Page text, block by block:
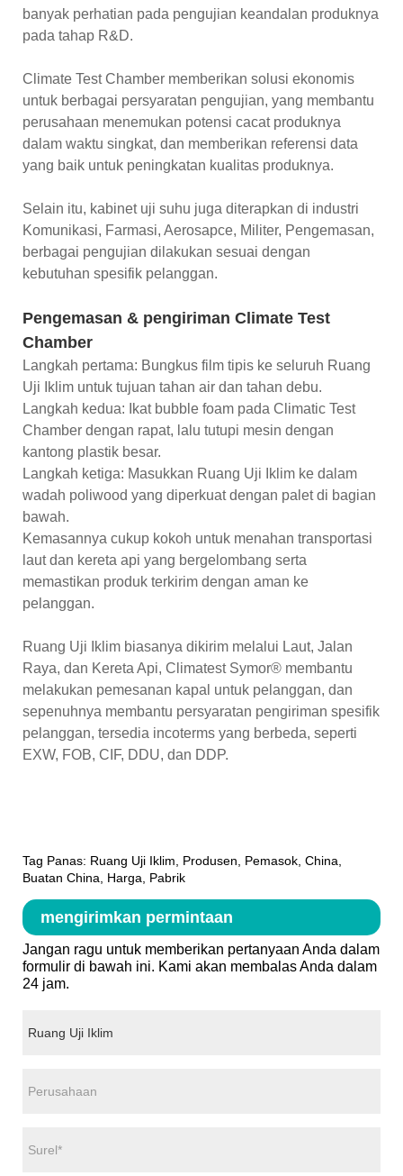
banyak perhatian pada pengujian keandalan produknya
pada tahap R&D.
Climate Test Chamber memberikan solusi ekonomis
untuk berbagai persyaratan pengujian, yang membantu
perusahaan menemukan potensi cacat produknya
dalam waktu singkat, dan memberikan referensi data
yang baik untuk peningkatan kualitas produknya.
Selain itu, kabinet uji suhu juga diterapkan di industri
Komunikasi, Farmasi, Aerosapce, Militer, Pengemasan,
berbagai pengujian dilakukan sesuai dengan
kebutuhan spesifik pelanggan.
Pengemasan & pengiriman Climate Test
Chamber
Langkah pertama: Bungkus film tipis ke seluruh Ruang
Uji Iklim untuk tujuan tahan air dan tahan debu.
Langkah kedua: Ikat bubble foam pada Climatic Test
Chamber dengan rapat, lalu tutupi mesin dengan
kantong plastik besar.
Langkah ketiga: Masukkan Ruang Uji Iklim ke dalam
wadah poliwood yang diperkuat dengan palet di bagian
bawah.
Kemasannya cukup kokoh untuk menahan transportasi
laut dan kereta api yang bergelombang serta
memastikan produk terkirim dengan aman ke
pelanggan.
Ruang Uji Iklim biasanya dikirim melalui Laut, Jalan
Raya, dan Kereta Api, Climatest Symor® membantu
melakukan pemesanan kapal untuk pelanggan, dan
sepenuhnya membantu persyaratan pengiriman spesifik
pelanggan, tersedia incoterms yang berbeda, seperti
EXW, FOB, CIF, DDU, dan DDP.
Tag Panas: Ruang Uji Iklim, Produsen, Pemasok, China,
Buatan China, Harga, Pabrik
mengirimkan permintaan
Jangan ragu untuk memberikan pertanyaan Anda dalam
formulir di bawah ini. Kami akan membalas Anda dalam
24 jam.